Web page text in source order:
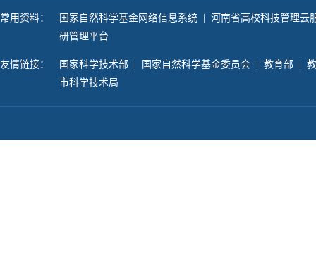
常用资料： 国家自然科学基金网络信息系统
河南省高校科技管理
研管理平台
友情链接： 国家科学技术部 国家自然科学基金委员会 教育部
市科学技术局